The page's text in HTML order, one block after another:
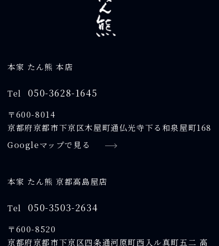
本家 たん熊 本店
Tel 050-3628-1645
〒600-8014
京都府京都市下京区木屋町通仏光寺下る和泉屋町168
Googleマップで見る
本家 たん熊 京都高島屋店
Tel 050-3503-2634
〒600-8520
京都府京都市下京区四条通河原町西入ル真町五二 高